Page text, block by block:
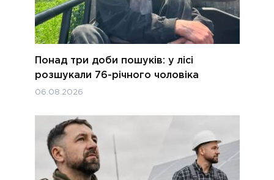
Понад три доби пошуків: у лісі
розшукали 76-річного чоловіка
06.08.2026